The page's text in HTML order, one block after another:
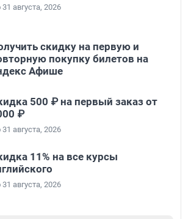
августа, 2026
скидку на первую и
покупку билетов на
Афише
500 ₽ на первый заказ от
₽
августа, 2026
11% на все курсы
августа, 2026